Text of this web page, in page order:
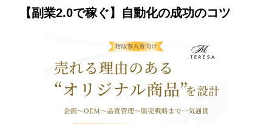
【副業2.0で稼ぐ】自動化の成功のコツ